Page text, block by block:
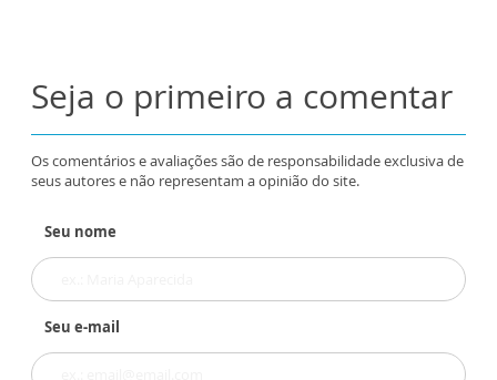
Seja o primeiro a comentar
Os comentários e avaliações são de responsabilidade exclusiva de
seus autores e não representam a opinião do site.
Seu nome
Seu e-mail